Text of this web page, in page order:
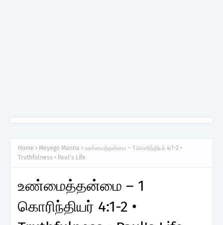
Home Meyego Manna
உண்மைத்தன்மை – 1 கொரிந்தியர் 4:1-2 •
Truthfulness • Paul's Life
உண்மைத்தன்மை – 1
கொரிந்தியர் 4:1-2 •